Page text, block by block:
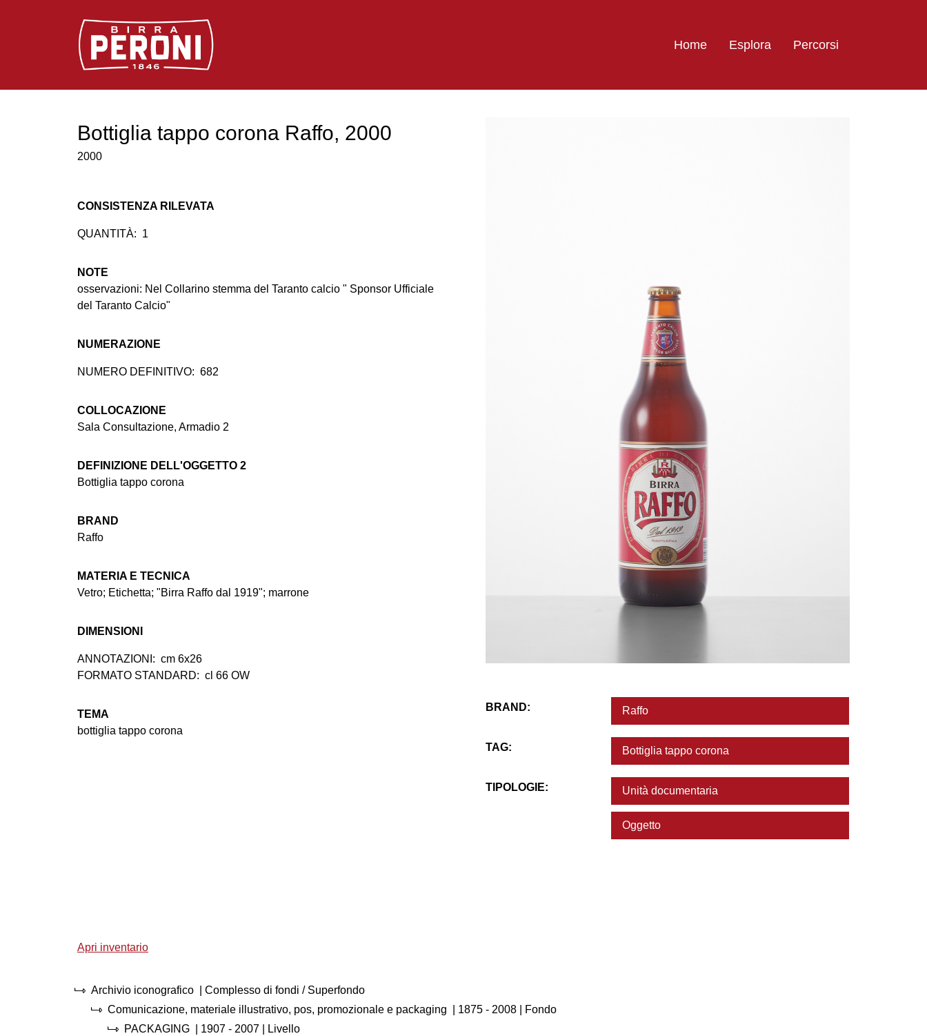
Logo Birra Peroni
Home Esplora Percorsi
Bottiglia tappo corona Raffo, 2000
2000
CONSISTENZA RILEVATA
QUANTITÀ: 1
NOTE
osservazioni: Nel Collarino stemma del Taranto calcio " Sponsor Ufficiale
del Taranto Calcio"
NUMERAZIONE
NUMERO DEFINITIVO: 682
COLLOCAZIONE
Sala Consultazione, Armadio 2
DEFINIZIONE DELL'OGGETTO 2
Bottiglia tappo corona
BRAND
Raffo
MATERIA E TECNICA
Vetro; Etichetta; "Birra Raffo dal 1919"; marrone
DIMENSIONI
ANNOTAZIONI: cm 6x26
FORMATO STANDARD: cl 66 OW
TEMA
bottiglia tappo corona
BRAND: Raffo
TAG: Bottiglia tappo corona
TIPOLOGIE: Unità documentaria
Oggetto
Apri inventario
Archivio iconografico
| Complesso di fondi / Superfondo
Comunicazione, materiale illustrativo, pos, promozionale e packaging
1875 - 2008
| Fondo
PACKAGING
1907 - 2007
| Livello